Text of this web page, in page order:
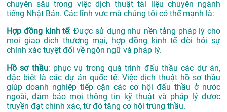
chuyên sâu trong việc dịch thuật tài liệu chuyên ngành
tiếng Nhật Bản. Các lĩnh vực mà chúng tôi có thế mạnh là:
Hợp đồng kinh tế: Được sử dụng như nền tảng pháp lý cho
mọi giao dịch thương mại, hợp đồng kinh tế đòi hỏi sự
chính xác tuyệt đối về ngôn ngữ và pháp lý.
Hồ sơ thầu: phục vụ trong quá trình đấu thầu các dự án,
đặc biệt là các dự án quốc tế. Việc dịch thuật hồ sơ thầu
giúp doanh nghiệp tiếp cận các cơ hội đấu thầu ở nước
ngoài, đảm bảo mọi thông tin kỹ thuật và pháp lý được
truyền đạt chính xác, từ đó tăng cơ hội trúng thầu.